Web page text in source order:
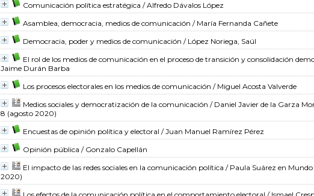
Comunicación política estratégica / Alfredo Dávalos López
Asamblea, democracia, medios de comunicación / María Fernanda Cañete
Democracia, poder y medios de comunicación / López Noriega, Saúl
El rol de los medios de comunicación en el proceso de transición y consolidación
Jaime Durán Barba
Los procesos electorales en los medios de comunicación / Miguel Acosta Valverde
Medios sociales y democratización de la comunicación / Daniel Javier de la Garza
8 (agosto 2020)
Encuestas de opinión política y electoral / Juan Manuel Ramírez Pérez
Opinión pública / Gonzalo Capellán
El impacto de las redes sociales en la comunicación política / Paula Suárez en Mundo
2020)